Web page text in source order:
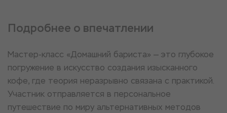
Подробнее о впечатлении
Мастер-класс «Домашний бариста» — это глубокое
погружение в искусство создания изысканного
кофе, где теория неразрывно связана с практикой.
Участник отправляется в персональное
путешествие по миру альтернативных методов